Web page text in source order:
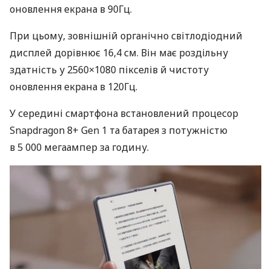
оновлення екрана в 90Гц.
При цьому, зовнішній органічно світлодіодний
дисплей дорівнює 16,4 см. Він має роздільну
здатність у 2560×1080 пікселів й чистоту
оновлення екрана в 120Гц.
У середині смартфона встановлений процесор
Snapdragon 8+ Gen 1 та батарея з потужністю
в 5 000 мегаампер за годину.